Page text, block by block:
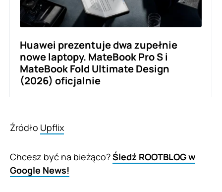
Huawei prezentuje dwa zupełnie
nowe laptopy. MateBook Pro S i
MateBook Fold Ultimate Design
(2026) oficjalnie
Źródło Upflix
Chcesz być na bieżąco?Śledź ROOTBLOG w
Google News!